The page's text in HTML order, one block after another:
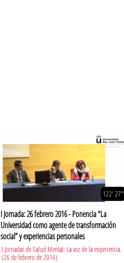
122' 27''
I Jornada: 26 febrero 2016 - Ponencia “La
Universidad como agente de transformación
social” y experiencias personales
I Jornadas de Salud Mental: La voz de la experiencia.
(26 de febrero de 2016)